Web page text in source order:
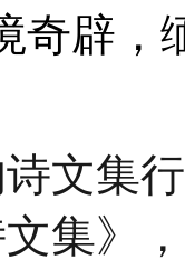
奇辟，
文集
集》